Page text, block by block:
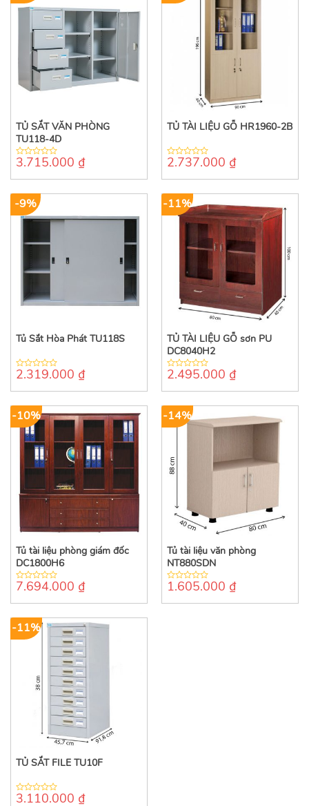
TỦ SẮT VĂN PHÒNG
TU118-4D
0
of
3.715.000 ₫
TỦ TÀI LIỆU GỖ HR1960-2B
0
of
2.737.000 ₫
-9%
Tủ Sắt Hòa Phát TU118S
0
of
2.319.000 ₫
-11%
TỦ TÀI LIỆU GỖ sơn PU
DC8040H2
0
of
2.495.000 ₫
-10%
Tủ tài liệu phòng giám đốc
DC1800H6
0
of
7.694.000 ₫
-14%
Tủ tài liệu văn phòng
NT880SDN
0
of
1.605.000 ₫
-11%
TỦ SẮT FILE TU10F
0
3.110.000 ₫